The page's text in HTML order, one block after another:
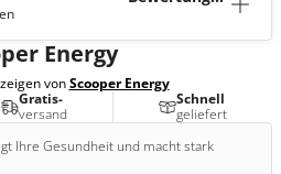
Energy
vonScooper Energy
Gratis-
versand
Schnell
geliefert
Ihre Gesundheit und macht stark